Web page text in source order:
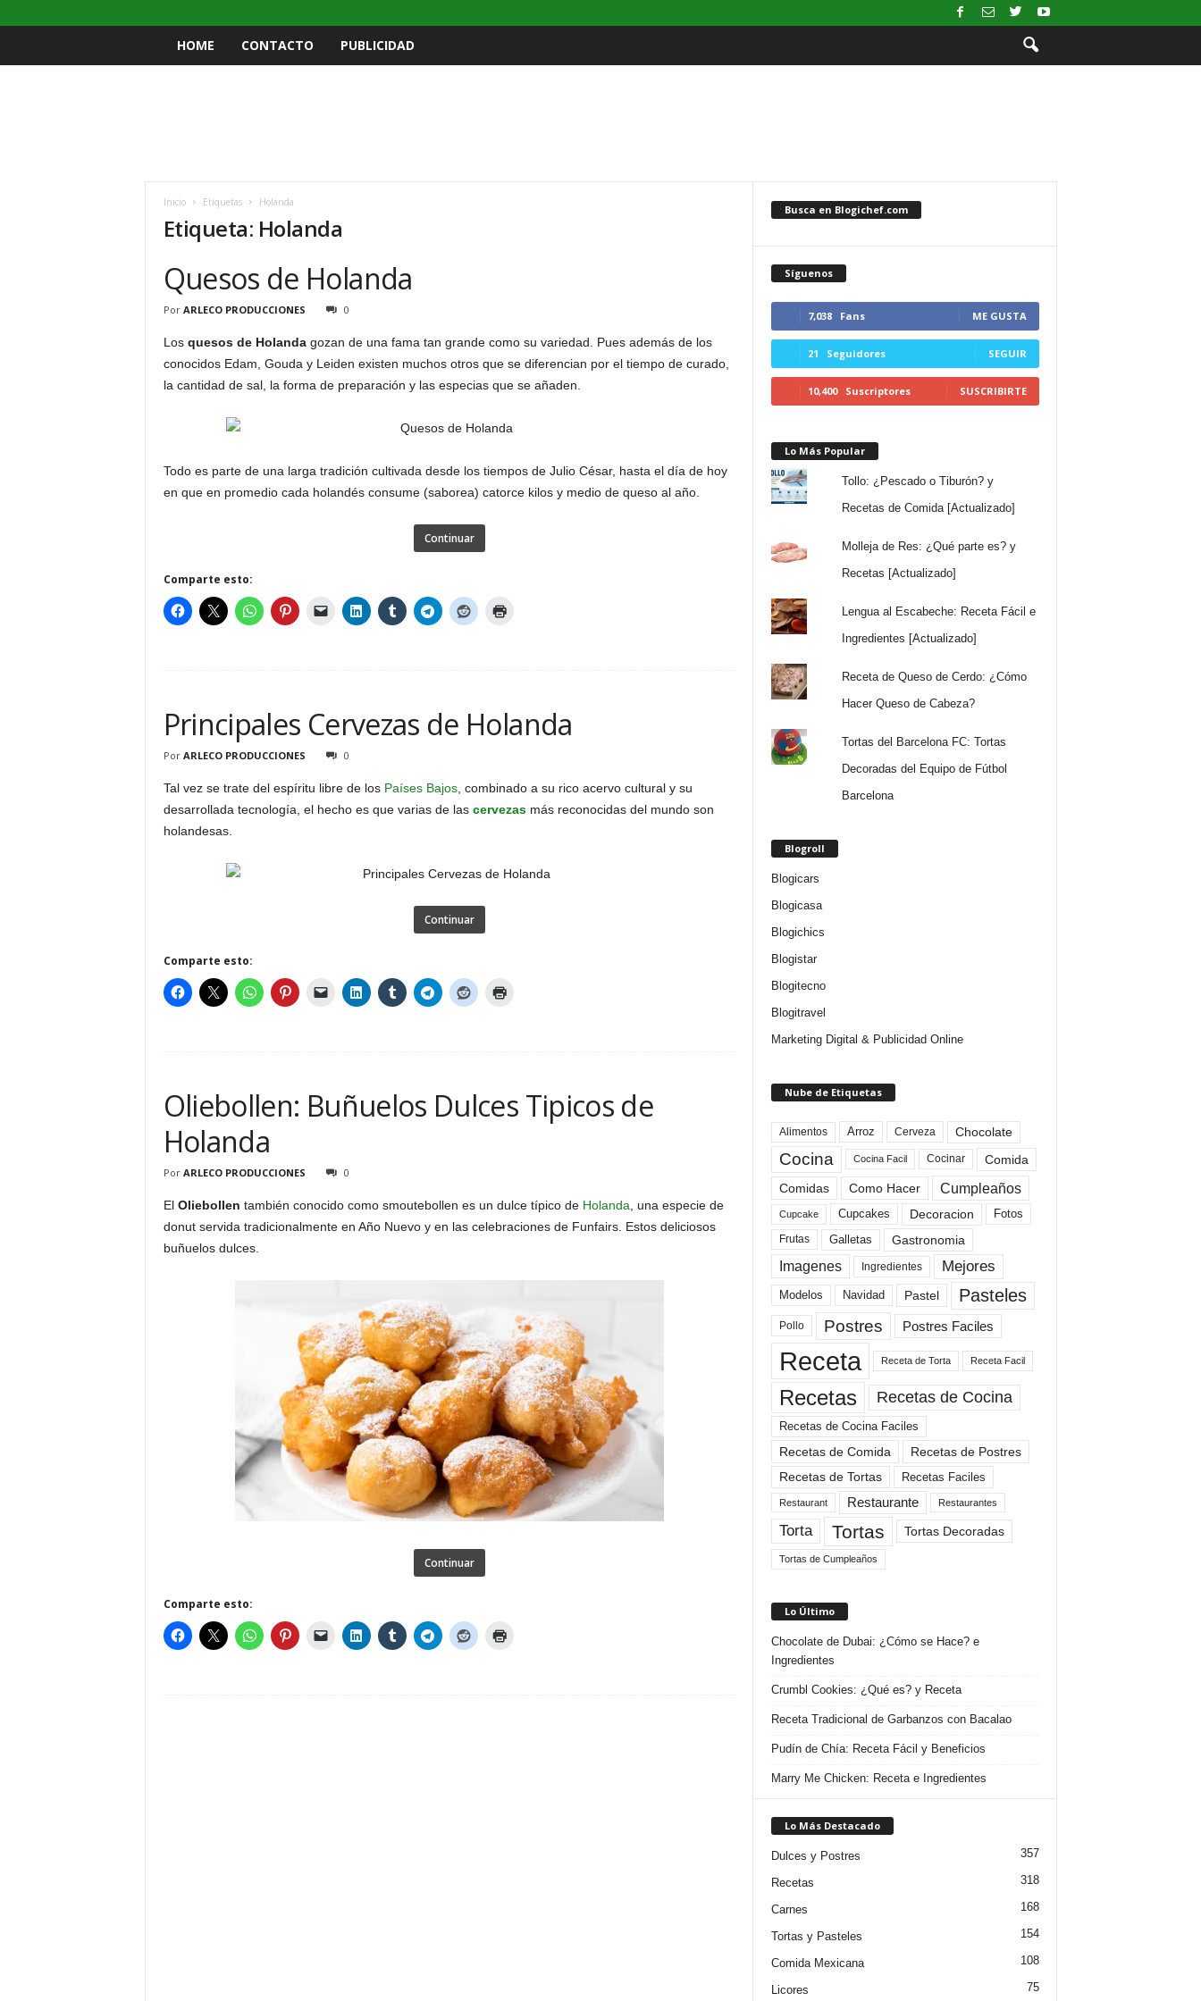
HOME CONTACTO PUBLICIDAD
Inicio Etiquetas Holanda
Etiqueta: Holanda
Quesos de Holanda
Por ARLECO PRODUCCIONES 0
Los quesos de Holandagozan de una fama tan grande como su variedad. Pues además de los
conocidos Edam, Gouda y Leiden existen muchos otros que se diferencian por el tiempo de curado,
la cantidad de sal, la forma de preparación y las especias que se añaden.
Todo es parte de una larga tradición cultivada desde los tiempos de Julio César, hasta el día de hoy
en que en promedio cada holandés consume (saborea) catorce kilos y medio de queso al año.
Continuar
Comparte esto:
Principales Cervezas de Holanda
Por ARLECO PRODUCCIONES 0
Tal vez se trate del espíritu libre de los Países Bajos, combinado a su rico acervo cultural y su
desarrollada tecnología, el hecho es que varias de las cervezasmás reconocidas del mundo son
holandesas.
Continuar
Comparte esto:
Oliebollen: Buñuelos Dulces Tipicos de
Holanda
Por ARLECO PRODUCCIONES 0
El Oliebollen también conocido como smoutebollen es un dulce típico de Holanda , una especie de
donut servida tradicionalmente en Año Nuevo y en las celebraciones de Funfairs. Estos deliciosos
buñuelos dulces.
Continuar
Comparte esto:
Busca en Blogichef.com
Síguenos
7,038 Fans ME GUSTA
21 Seguidores SEGUIR
10,400 Suscriptores SUSCRIBIRTE
Lo Más Popular
Tollo: ¿Pescado o Tiburón? y
Recetas de Comida [Actualizado]
Molleja de Res: ¿Qué parte es? y
Recetas [Actualizado]
Lengua al Escabeche: Receta Fácil e
Ingredientes [Actualizado]
Receta de Queso de Cerdo: ¿Cómo
Hacer Queso de Cabeza?
Tortas del Barcelona FC: Tortas
Decoradas del Equipo de Fútbol
Barcelona
Blogroll
Blogicars
Blogicasa
Blogichics
Blogistar
Blogitecno
Blogitravel
Marketing Digital & Publicidad Online
Nube de Etiquetas
Alimentos Arroz Cerveza Chocolate
Cocina Cocina Facil Cocinar
Comida
Comidas
Como Hacer Cumpleaños
Cupcake Cupcakes Decoracion Fotos
Frutas Galletas Gastronomia
Imagenes Ingredientes Mejores
Modelos Navidad Pastel Pasteles
Pollo Postres Postres Faciles
Receta Receta de Torta Receta Facil
Recetas Recetas de Cocina
Recetas de Cocina Faciles
Recetas de Comida
Recetas de Postres
Recetas de Tortas
Recetas Faciles
Restaurant Restaurante Restaurantes
Torta Tortas Tortas Decoradas
Tortas de Cumpleaños
Lo Último
Chocolate de Dubai: ¿Cómo se Hace? e
Ingredientes
Crumbl Cookies: ¿Qué es? y Receta
Receta Tradicional de Garbanzos con Bacalao
Pudín de Chía: Receta Fácil y Beneficios
Marry Me Chicken: Receta e Ingredientes
Lo Más Destacado
Dulces y Postres 357
Recetas 318
Carnes 168
Tortas y Pasteles 154
Comida Mexicana 108
Licores 75